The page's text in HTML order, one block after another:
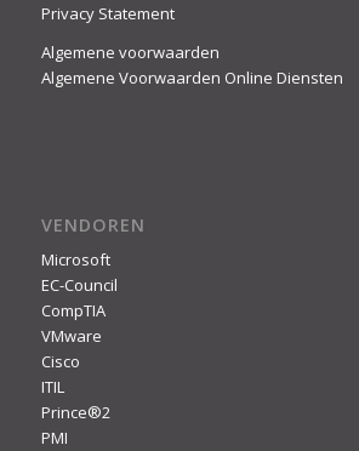
Privacy Statement
Algemene voorwaarden
Algemene Voorwaarden Online Diensten
VENDOREN
Microsoft
EC-Council
CompTIA
VMware
Cisco
ITIL
Prince®2
PMI